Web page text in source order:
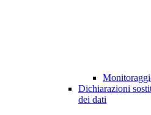
Dichiarazioni
dei dati